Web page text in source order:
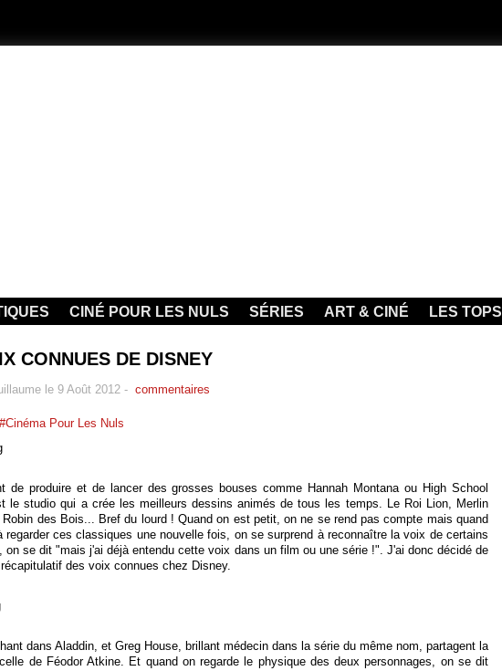
CINÉ POUR LES NULS SÉRIES ART & CINÉ LES TOPS
CONNUES DE DISNEY
le 9 Août 2012 - commentaires
#Cinéma Pour Les Nuls
de produire et de lancer des grosses bouses comme Hannah Montana ou High School
le studio qui a crée les meilleurs dessins animés de tous les temps. Le Roi Lion, Merlin
Robin des Bois... Bref du lourd ! Quand on est petit, on ne se rend pas compte mais quand
regarder ces classiques une nouvelle fois, on se surprend à reconnaître la voix de certains
on se dit "mais j'ai déjà entendu cette voix dans un film ou une série !". J'ai donc décidé de
des voix connues chez Disney.
dans Aladdin, et Greg House, brillant médecin dans la série du même nom, partagent la
de Féodor Atkine. Et quand on regarde le physique des deux personnages, on se dit